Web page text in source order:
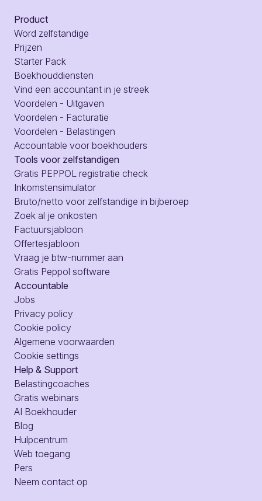
Product
Word zelfstandige
Prijzen
Starter Pack
Boekhouddiensten
Vind een accountant in je streek
Voordelen - Uitgaven
Voordelen - Facturatie
Voordelen - Belastingen
Accountable voor boekhouders
Tools voor zelfstandigen
Gratis PEPPOL registratie check
Inkomstensimulator
Bruto/netto voor zelfstandige in bijberoep
Zoek al je onkosten
Factuursjabloon
Offertesjabloon
Vraag je btw-nummer aan
Gratis Peppol software
Accountable
Jobs
Privacy policy
Cookie policy
Algemene voorwaarden
Cookie settings
Help & Support
Belastingcoaches
Gratis webinars
AI Boekhouder
Blog
Hulpcentrum
Web toegang
Pers
Neem contact op